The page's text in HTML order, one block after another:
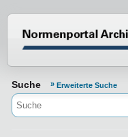
Suche Erweiterte Suche